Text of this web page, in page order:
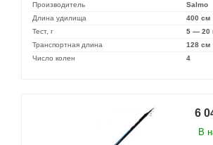
Производитель
Salmo
Длина удилища
400 см
Тест, г
5 — 20
Транспортная длина
128 см
Число колен
4
6
В